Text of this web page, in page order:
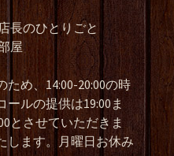
長のひとりごと
屋
め、14:00-20:00の時
ルの提供は19:00ま
とさせていただきま
します。月曜日お休み